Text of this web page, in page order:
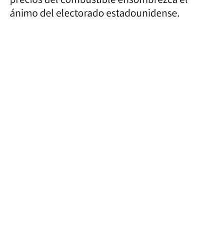
ánimo del electorado estadounidense.